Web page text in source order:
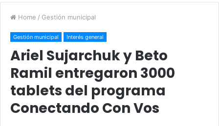
Home / Gestión municipal
Gestión municipal Interés general
Ariel Sujarchuk y Beto
Ramil entregaron 3000
tablets del programa
Conectando Con Vos